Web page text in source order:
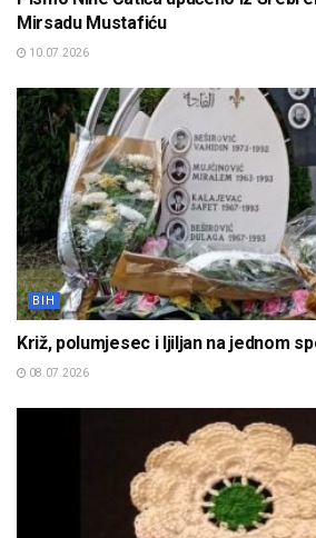
Mirsadu Mustafiću
10.07.2026
BIH
Križ, polumjesec i ljiljan na jednom
08.07.2026